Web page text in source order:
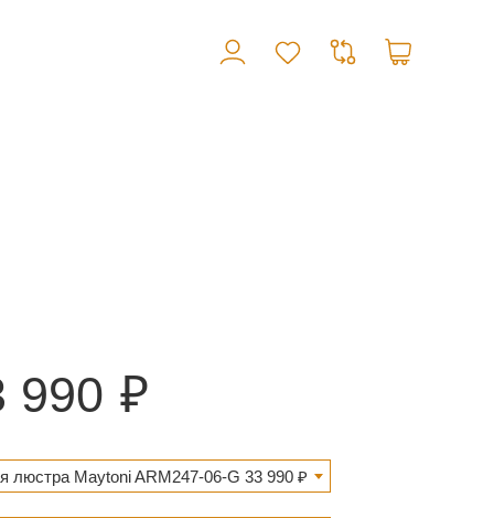
990
люстра Maytoni ARM247-06-G 33 990 ₽